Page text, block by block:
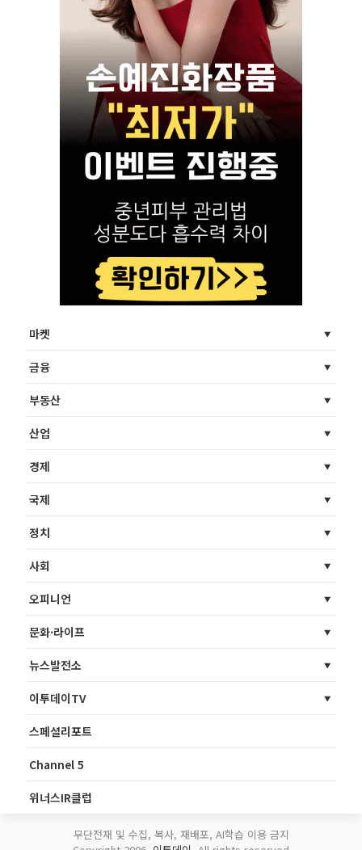
마켓
금융
부동산
산업
경제
국제
정치
사회
오피니언
문화·라이프
뉴스발전소
이투데이TV
스페셜리포트
Channel 5
위너스IR클럽
무단전재 및 수집, 복사, 재배포, AI학습 이용 금지